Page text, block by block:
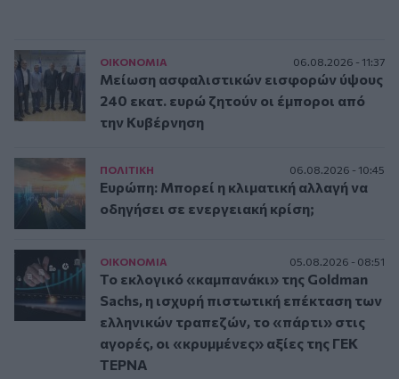
ΟΙΚΟΝΟΜΙΑ 06.08.2026 - 11:37
Μείωση ασφαλιστικών εισφορών ύψους
240 εκατ. ευρώ ζητούν οι έμποροι από
την Κυβέρνηση
ΠΟΛΙΤΙΚΗ 06.08.2026 - 10:45
Ευρώπη: Μπορεί η κλιματική αλλαγή να
οδηγήσει σε ενεργειακή κρίση;
ΟΙΚΟΝΟΜΙΑ 05.08.2026 - 08:51
Το εκλογικό «καμπανάκι» της Goldman
Sachs, η ισχυρή πιστωτική επέκταση των
ελληνικών τραπεζών, το «πάρτι» στις
αγορές, οι «κρυμμένες» αξίες της ΓΕΚ
ΤΕΡΝΑ